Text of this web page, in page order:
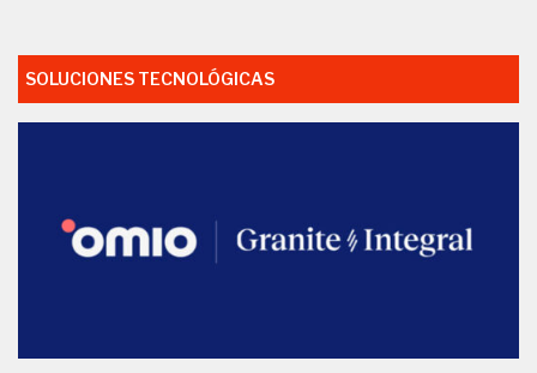
SOLUCIONES TECNOLÓGICAS